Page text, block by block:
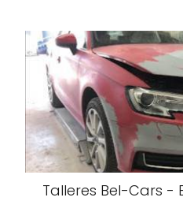
Talleres Bel-Cars -